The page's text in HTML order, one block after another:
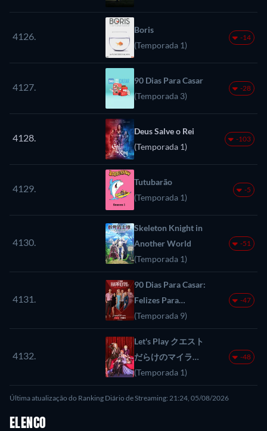
4126.
Boris
(Temporada 1)
-14
4127.
90 Dias Para Casar
(Temporada 3)
-28
4128.
Deus Salve o Rei
(Temporada 1)
-103
4129.
Tutubarão
(Temporada 1)
-5
4130.
Skeleton Knight in
Another World
(Temporada 1)
-51
4131.
90 Dias Para Casar:
Felizes Para
Sempre?
(Temporada 9)
-47
4132.
Let's Play クエスト
だらけのマイライ
フ
(Temporada 1)
-48
Última atualização do Ranking Diário de Streaming: 21:24, 05/08/2026
ELENCO